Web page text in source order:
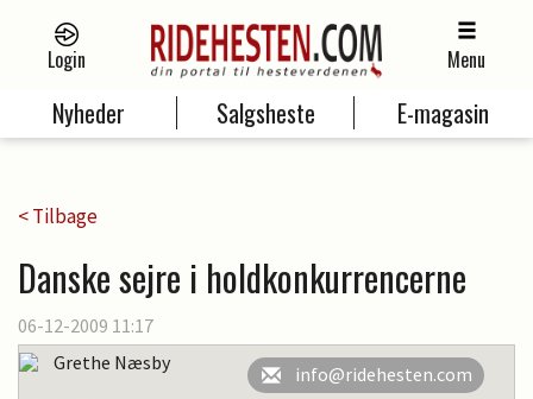
Login Menu
Nyheder Salgsheste E-magasin
< Tilbage
Danske sejre i holdkonkurrencerne
06-12-2009 11:17
Grethe Næsby
info@ridehesten.com